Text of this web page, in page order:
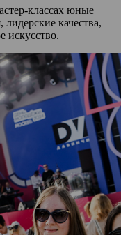
классах юные
качества,
искусство.